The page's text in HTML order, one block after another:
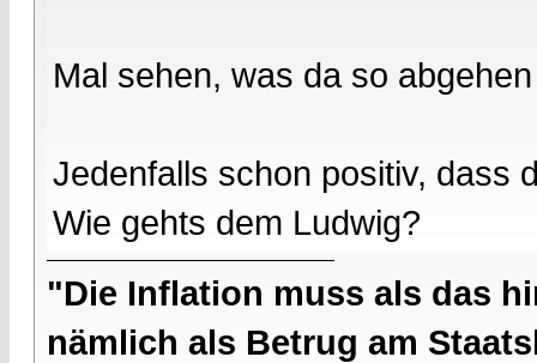
Mal sehen, was da so
Jedenfalls schon positiv, dass
Wie gehts dem Ludwig?
"Die Inflation muss als das
nämlich als Betrug am